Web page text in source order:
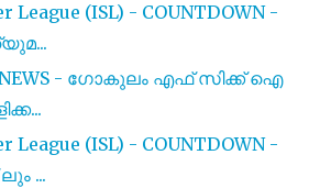
League (ISL) - COUNTDOWN -
NEWS - ഗോകുലം എഫ് സിക്ക് ഐ
League (ISL) - COUNTDOWN -
...